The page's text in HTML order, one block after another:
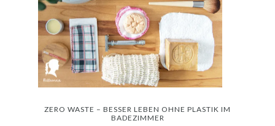
ZERO WASTE – BESSER LEBEN OHNE PLASTIK IM
BADEZIMMER